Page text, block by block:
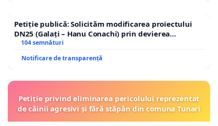
Petiție publică: Solicităm modificarea proiectului
DN25 (Galați – Hanu Conachi) prin devierea
traseului în afara localităților!
104 semnături
Notificare de transparență
Petiție privind eliminarea pericolului reprezentat
de câinii agresivi și fără stăpân din comuna Tunari